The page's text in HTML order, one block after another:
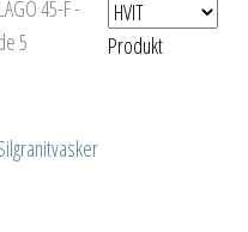
Produkt